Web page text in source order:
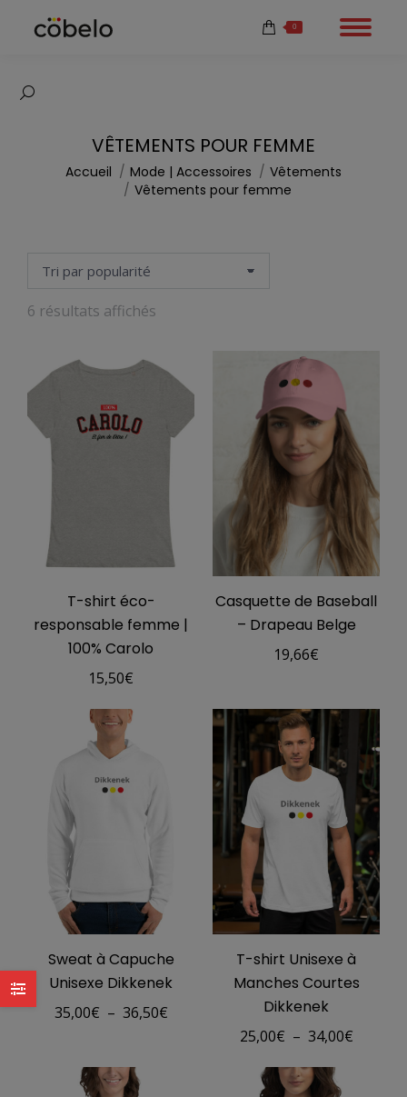
Recherche
0
VÊTEMENTS POUR FEMME
Vous êtes ici :
Accueil Mode | Accessoires
Vêtements
Vêtements pour femme
6 résultats affichés
popularité
T-shirt éco-
responsable femme |
100% Carolo
15,50€
Casquette de Baseball
– Drapeau Belge
19,66€
Sweat à Capuche
Unisexe Dikkenek
35,00€ – 36,50€Plage
T-shirt Unisexe à
Manches Courtes
Dikkenek
25,00€ – 34,00€Plage